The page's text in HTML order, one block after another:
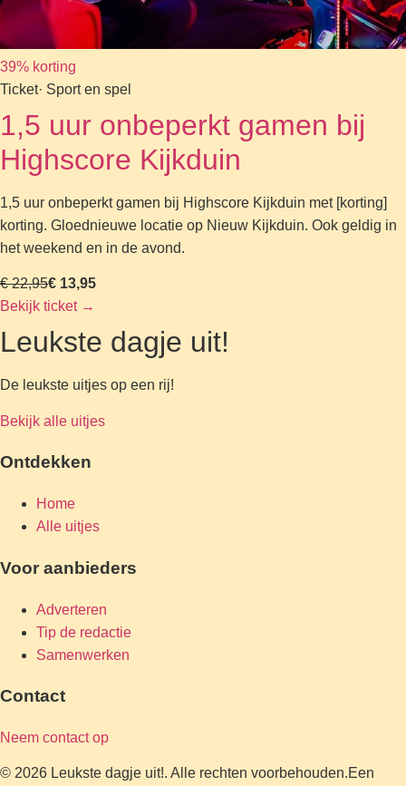
39% korting
Ticket· Sport en spel
1,5 uur onbeperkt gamen bij
Highscore Kijkduin
1,5 uur onbeperkt gamen bij Highscore Kijkduin met [korting]
korting. Gloednieuwe locatie op Nieuw Kijkduin. Ook geldig in
het weekend en in de avond.
€ 22,95€ 13,95
Bekijk ticket →
Leukste dagje uit!
De leukste uitjes op een rij!
Bekijk alle uitjes
Ontdekken
Home
Alle uitjes
Voor aanbieders
Adverteren
Tip de redactie
Samenwerken
Contact
Neem contact op
© 2026 Leukste dagje uit!. Alle rechten voorbehouden.Een